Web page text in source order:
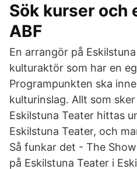
Sök kurser och
ABF
En arrangör på
kulturaktör som har en
Programpunkten ska
kulturinslag. Allt som
Eskilstuna Teater hittas
Eskilstuna Teater, och
Så funkar det - The
på Eskilstuna Teater i